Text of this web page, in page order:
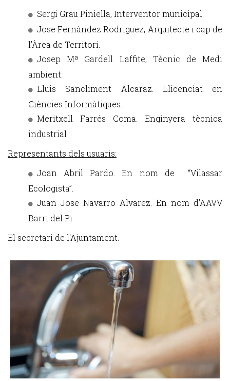
Sergi Grau Piniella, Interventor municipal.
Jose Fernàndez Rodriguez, Arquitecte i cap de
l’Àrea de Territori.
Josep Mª Gardell Laffite, Tècnic de Medi
ambient.
Lluis Sancliment Alcaraz. Llicenciat en
Ciències Informàtiques.
Meritxell Farrés Coma. Enginyera tècnica
industrial
Representants dels usuaris:
Joan Abril Pardo. En nom de “Vilassar
Ecologista”.
Juan Jose Navarro Alvarez. En nom d’AAVV
Barri del Pi.
El secretari de l'Ajuntament.